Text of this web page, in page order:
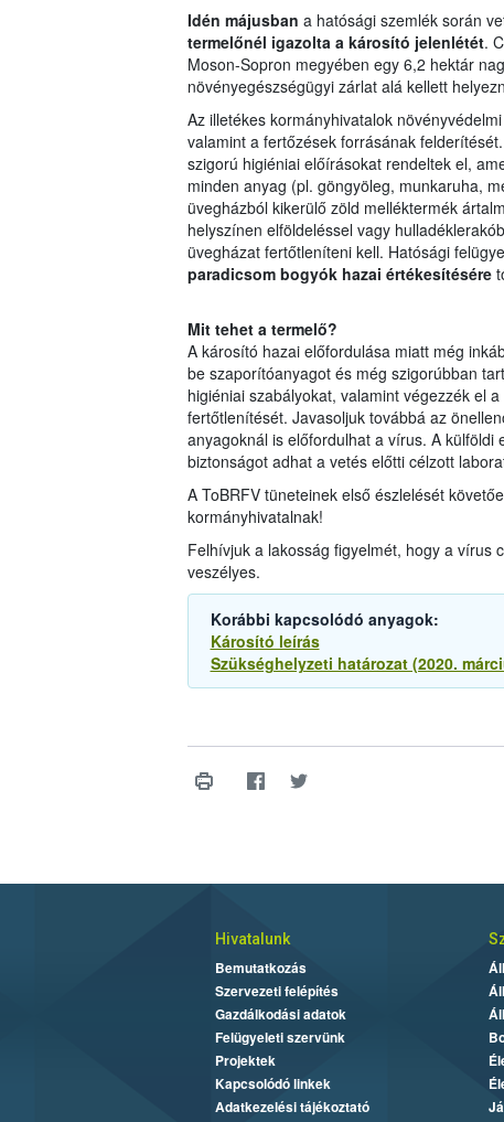
Idén májusban a hatósági szemlék során
termelőnél igazolta a károsító jelenlétét.
Moson-Sopron megyében egy 6,2 hektár
növényegészségügyi zárlat alá kellett
Az illetékes kormányhivatalok
valamint a fertőzések forrásának
szigorú higiéniai előírásokat rendeltek el,
minden anyag (pl. göngyöleg, munkaruha,
üvegházból kikerülő zöld melléktermék
helyszínen elföldeléssel vagy
üvegházat fertőtleníteni kell. Hatósági
paradicsom bogyók hazai értékesítésére
Mit tehet a termelő?
A károsító hazai előfordulása miatt még
be szaporítóanyagot és még szigorúbban
higiéniai szabályokat, valamint végezzék el
fertőtlenítését. Javasoljuk továbbá az
anyagoknál is előfordulhat a vírus. A
biztonságot adhat a vetés előtti célzott
A ToBRFV tüneteinek első észlelését
kormányhivatalnak!
Felhívjuk a lakosság figyelmét, hogy a vírus
veszélyes.
Korábbi kapcsolódó anyagok:
Károsító leírás
Szükséghelyzeti határozat (2020.
Hivatalunk
Bemutatkozás
Szervezeti felépítés
Gazdálkodási adatok
Felügyeleti szervünk
Projektek
Kapcsolódó linkek
Adatkezelési tájékoztató